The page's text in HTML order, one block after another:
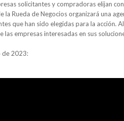
solicitantes y compradoras elijan
la Rueda de Negocios organizará una
que han sido elegidas para la acción.
las empresas interesadas en sus
de 2023: